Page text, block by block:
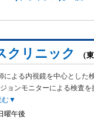
クリニック （
よる内視鏡を中心とした
ンモニターによる検査を
む▼
曜午後